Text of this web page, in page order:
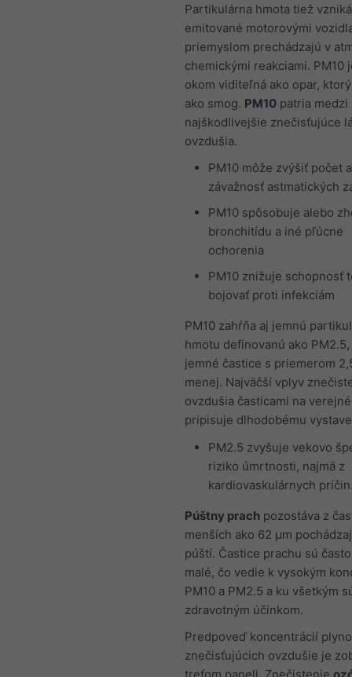
Partikulárna hmota tiež
emitované motorovými
priemyslom prechádzajú v
chemickými reakciami. PM10
okom viditeľná ako opar,
ako smog. PM10 patria medzi
najškodlivejšie znečisťujúce
ovzdušia.
PM10 môže zvýšiť počet a
závažnosť astmatických
PM10 spôsobuje alebo
bronchitídu a iné pľúcne
ochorenia
PM10 znižuje schopnosť
bojovať proti infekciám
PM10 zahŕňa aj jemnú
hmotu definovanú ako
jemné častice s priemerom
menej. Najväčší vplyv
ovzdušia časticami na
pripisuje dlhodobému
PM2.5 zvyšuje vekovo
riziko úmrtnosti, najmä z
kardiovaskulárnych
Púštny prach pozostáva z
menších ako 62 µm
púští. Častice prachu sú
malé, čo vedie k vysokým
PM10 a PM2.5 a ku všetkým
zdravotným účinkom.
Predpoveď koncentrácií
znečisťujúcich ovzdušie je